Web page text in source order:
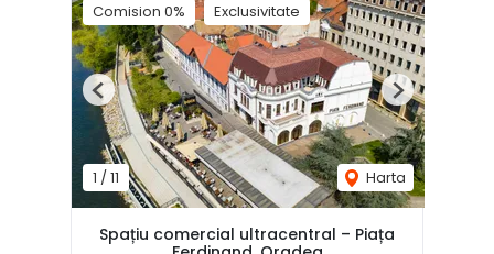
Comision 0% Exclusivitate
1 / 11 Harta
Previous Next
Spațiu comercial ultracentral – Piața